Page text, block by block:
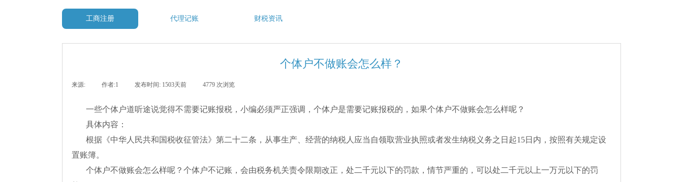
代理记账 财税资讯
工商注册
个体户不做账会怎么样？
来源: 作者:1 发布时间: 1503天前 4779 次浏览
一些个体户道听途说觉得不需要记账报税，小编必须严正强调，个体户是需要记账报税的，如果个体户不做账会怎么样呢？
具体内容：
根据《中华人民共和国税收征管法》第二十二条，从事生产、经营的纳税人应当自领取营业执照或者发生纳税义务之日起15日内，按照有关规定设
置账簿。
个体户不做账会怎么样呢？个体户不记账，会由税务机关责令限期改正，处二千元以下的罚款，情节严重的，可以处二千元以上一万元以下的罚